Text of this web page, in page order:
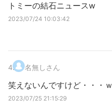
トミーの結石ニュースw
2023/07/24 10:03:42
4. 名無しさん
笑えないんですけど・・・ｗ
2023/07/25 21:15:29